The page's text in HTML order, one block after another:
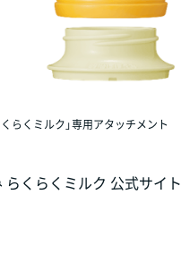
らくミルク」専用アタッチメント
らくらくミルク 公式サイト